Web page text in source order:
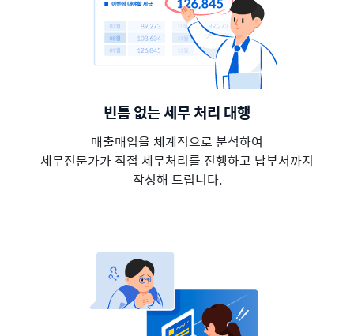
빈틈 없는 세무 처리 대행
매출매입을 체계적으로 분석하여
세무전문가가 직접 세무처리를 진행하고 납부서까지
작성해 드립니다.